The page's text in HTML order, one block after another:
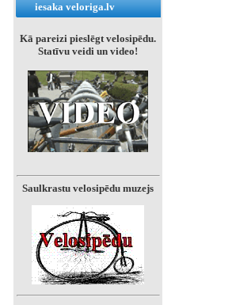
iesaka veloriga.lv
Kā pareizi pieslēgt velosipēdu.
Statīvu veidi un video!
Saulkrastu velosipēdu muzejs